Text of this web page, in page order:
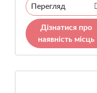
Перегляд
Дізнатися про
наявність місць